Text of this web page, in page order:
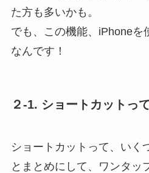
た方も多いかも。
でも、この機能、iPhoneを
なんです！
２-1. ショートカットっ
ショートカットって、 いく
とまとめにして、ワンタッ